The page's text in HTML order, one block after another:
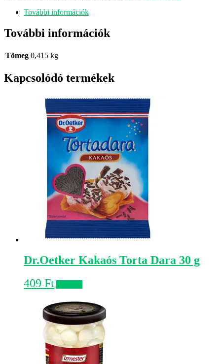
További információk
További információk
Tömeg 0,415 kg
Kapcsolódó termékek
Dr.Oetker Kakaós Torta Dara 30 g
409 Ft